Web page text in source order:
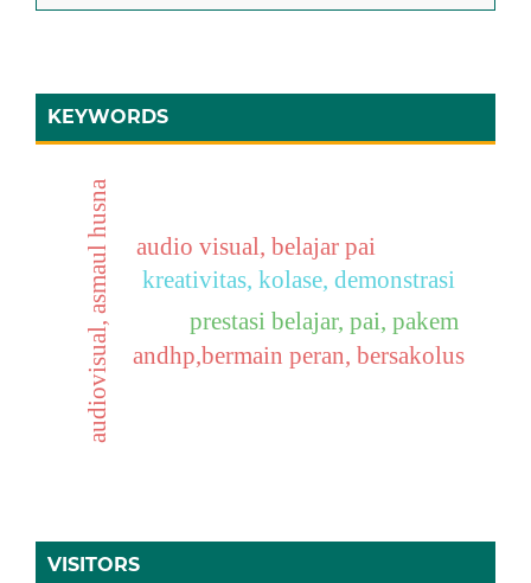
KEYWORDS
prestasi belajar, pai, pakem
kreativitas, kolase, demonstrasi
audio visual, belajar pai
audiovisual, asmaul husna andhp,bermain peran, bersakolus
VISITORS